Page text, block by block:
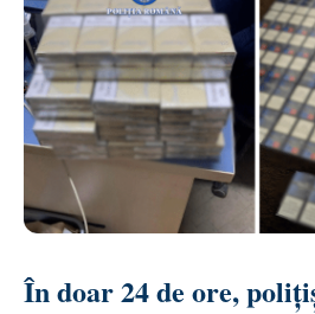
În doar 24 de ore,